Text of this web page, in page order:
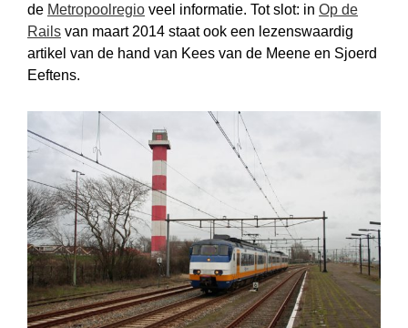
de Metropoolregio veel informatie. Tot slot: in Op de
Rails van maart 2014 staat ook een lezenswaardig
artikel van de hand van Kees van de Meene en Sjoerd
Eeftens.